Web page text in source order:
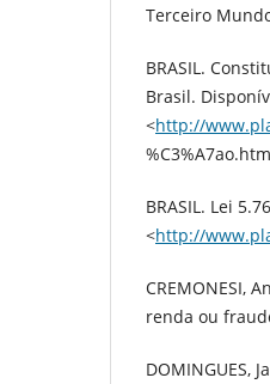
Terceiro
BRASIL.
Brasil.
<http://
BRASIL. Lei
<http://
CREMONESI,
renda ou
DOMINGUES,